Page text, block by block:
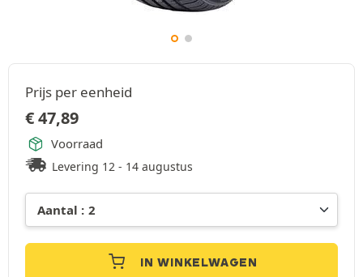
Prijs per eenheid
€47,89
Voorraad
Levering 12 - 14 augustus
IN WINKELWAGEN